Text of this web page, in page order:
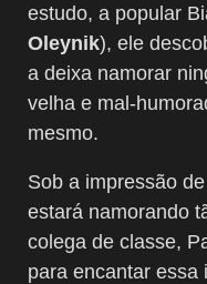
estudo, a popular
Oleynik), ele
a deixa namorar
velha e mal-
mesmo.
Sob a impressão
estará namorando
colega de classe,
para encantar essa